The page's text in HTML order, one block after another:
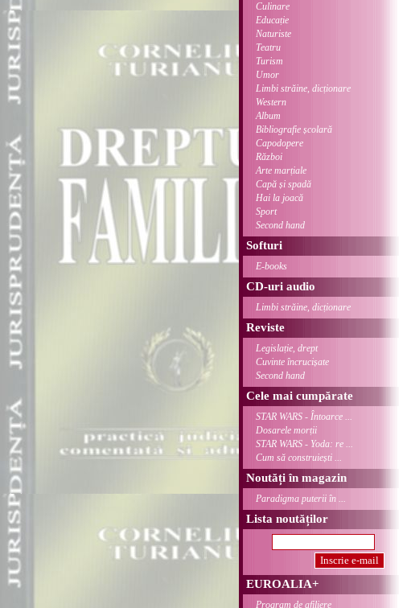
Culinare
Educație
Naturiste
Teatru
Turism
Umor
Limbi străine, dicționare
Western
Album
Bibliografie școlară
Capodopere
Război
Arte marțiale
Capă și spadă
Hai la joacă
Sport
Second hand
Softuri
E-books
CD-uri audio
Limbi străine, dicționare
Reviste
Legislație, drept
Cuvinte încrucișate
Second hand
Cele mai cumpărate
STAR WARS - Întoarce ...
Dosarele morții
STAR WARS - Yoda: re ...
Cum să construiești ...
Noutăți în magazin
Paradigma puterii în ...
Lista noutăților
EUROALIA+
Program de afiliere